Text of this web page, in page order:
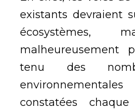
existants devraient
écosystèmes,
malheureusement
tenu des
constatées